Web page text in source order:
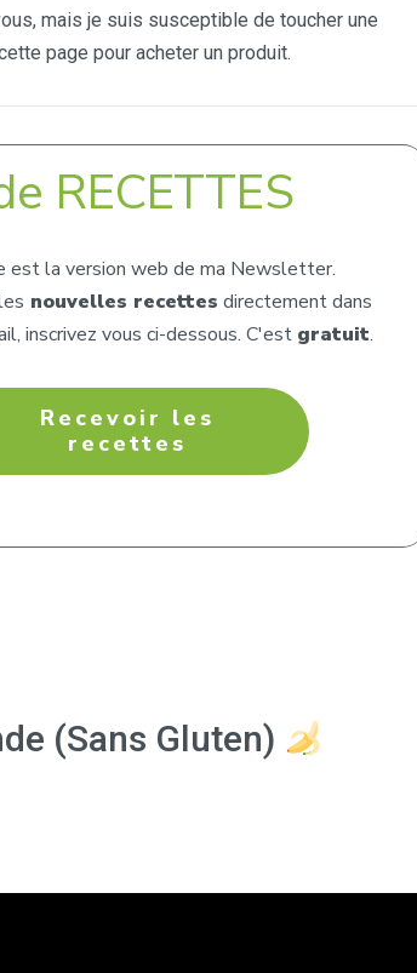
mais je suis susceptible de toucher une
page pour acheter un produit.
RECETTES
est la version web de ma Newsletter.
nouvelles recettes directement dans
inscrivez vous ci-dessous. C'est gratuit.
Recevoir les
recettes
(Sans Gluten)